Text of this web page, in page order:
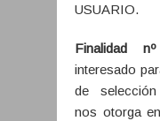
USUARIO.
Finalidad
interesado
de
nos otorga